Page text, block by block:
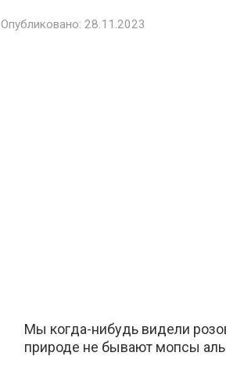
Опубликовано: 28.11.2023
Мы когда-нибудь видели
природе не бывают мопсы